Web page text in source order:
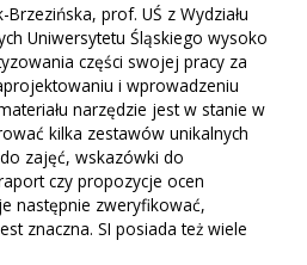
prof. UŚ z Wydziału
Uniwersytetu Śląskiego wysoko
części swojej pracy za
i wprowadzeniu
narzędzie jest w stanie w
kilka zestawów unikalnych
zajęć, wskazówki do
czy propozycje ocen
następnie zweryfikować,
znaczna. SI posiada też wiele